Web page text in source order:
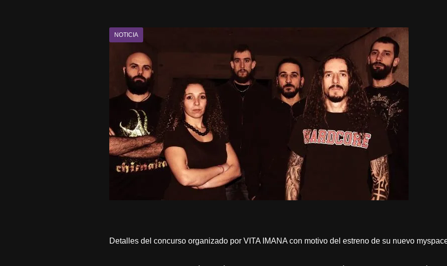
NOTICIA
Detalles del concurso organizado por VITA IMANA con motivo del estreno de su nuevo